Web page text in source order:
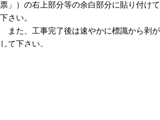
票」）の右上部分等の余白部分に貼り付けて
下さい。
また、工事完了後は速やかに標識から剥が
して下さい。